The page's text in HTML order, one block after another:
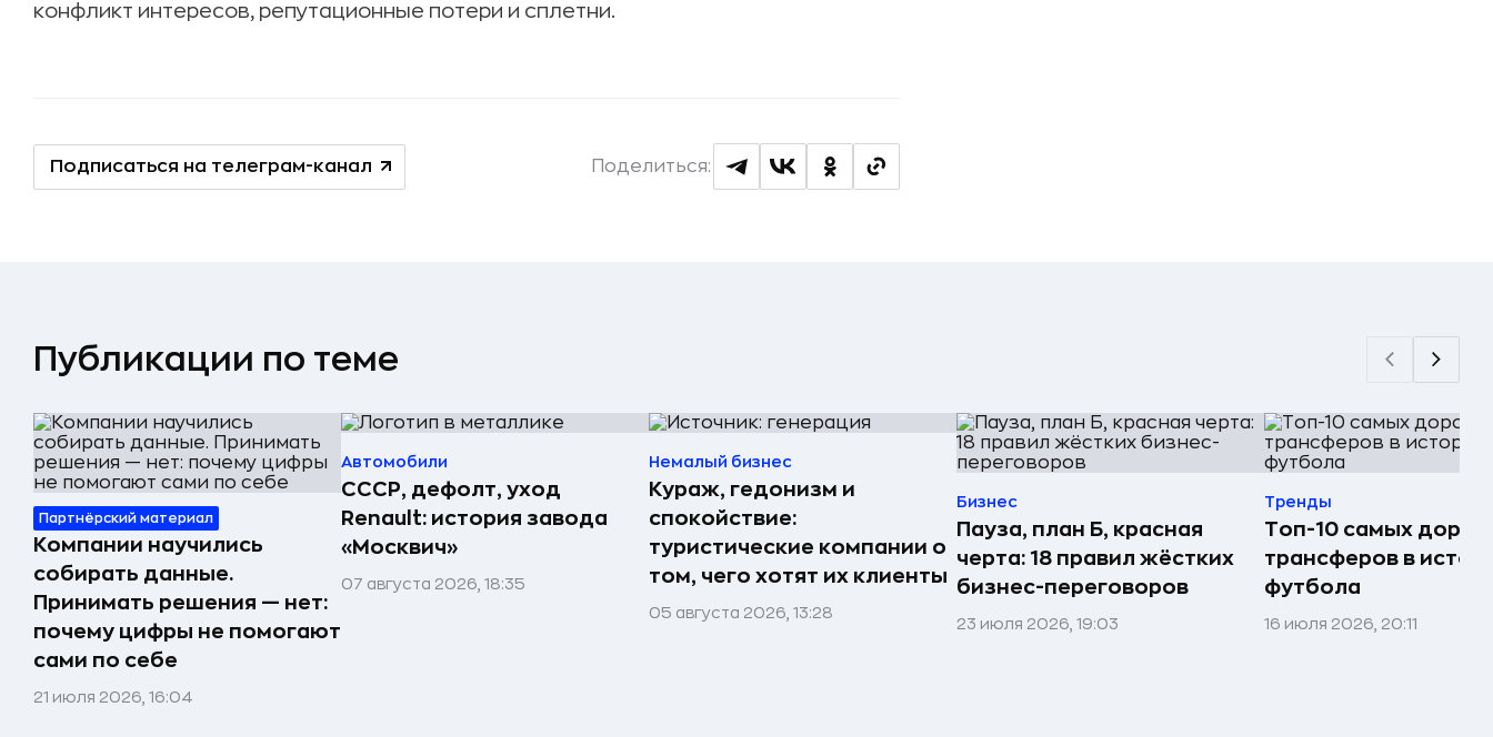
конфликт интересов, репутационные потери и сплетни.
Подписаться на телеграм-канал Поделиться:
Публикации по теме
Партнёрский материал
Компании научились
собирать данные.
Принимать решения — нет:
почему цифры не помогают
сами по себе
21 июля 2026, 16:04
Автомобили
СССР, дефолт, уход
Renault: история завода
«Москвич»
07 августа 2026, 18:35
Немалый бизнес
Кураж, гедонизм и
спокойствие:
туристические компании о
том, чего хотят их клиенты
05 августа 2026, 13:28
Бизнес
Пауза, план Б, красная
черта: 18 правил жёстких
бизнес-переговоров
23 июля 2026, 19:03
Тренды
Топ-10 самых
трансферов в
футбола
16 июля 2026, 20:11